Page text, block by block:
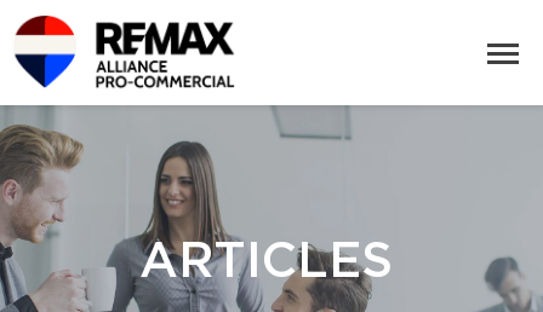
ARTICLES